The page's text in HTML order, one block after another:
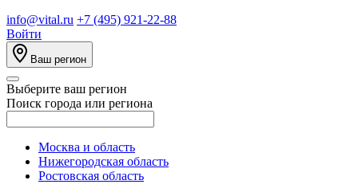
info@vital.ru +7 (495) 921-22-88
Войти
Ваш регион
Выберите ваш регион
Поиск города или региона
Москва и область
Нижегородская область
Ростовская область